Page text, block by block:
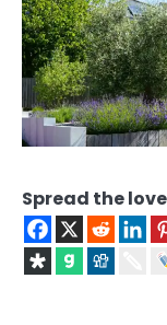
Spread the love